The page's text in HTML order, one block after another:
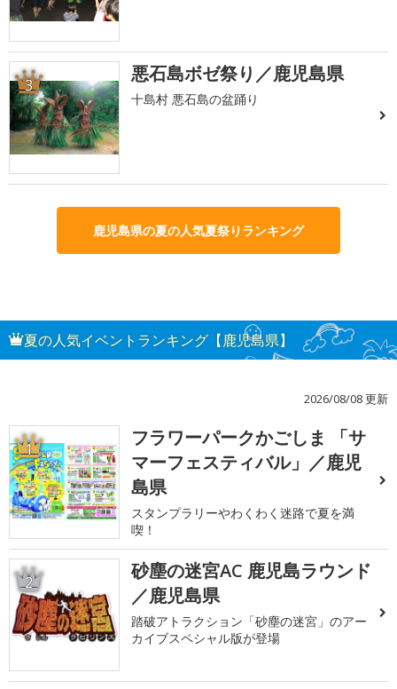
3 悪石島ボゼ祭り／鹿児島県
十島村 悪石島の盆踊り
鹿児島県の夏の人気夏祭りランキング
夏の人気イベントランキング【鹿児島県】
2026/08/08 更新
1
フラワーパークかごしま 「サ
マーフェスティバル」／鹿児
島県
スタンプラリーやわくわく迷路で夏を満
喫！
2
砂塵の迷宮AC 鹿児島ラウンド
／鹿児島県
踏破アトラクション「砂塵の迷宮」のアー
カイブスペシャル版が登場